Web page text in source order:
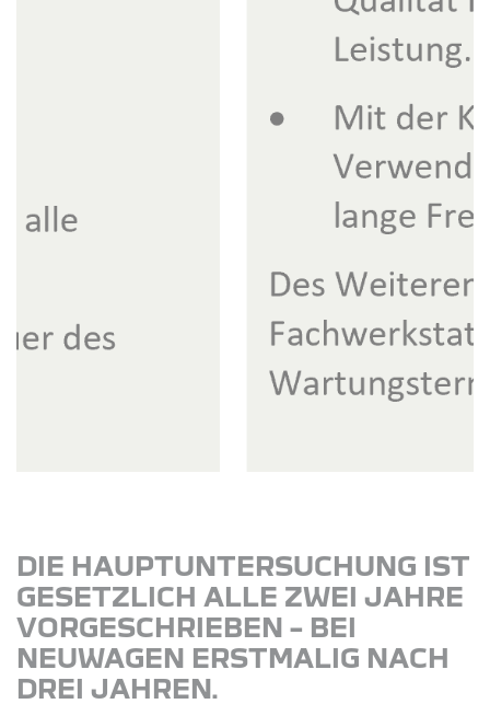
DIE HAUPTUNTERSUCHUNG IST
GESETZLICH ALLE ZWEI JAHRE
VORGESCHRIEBEN – BEI
NEUWAGEN ERSTMALIG NACH
DREI JAHREN.